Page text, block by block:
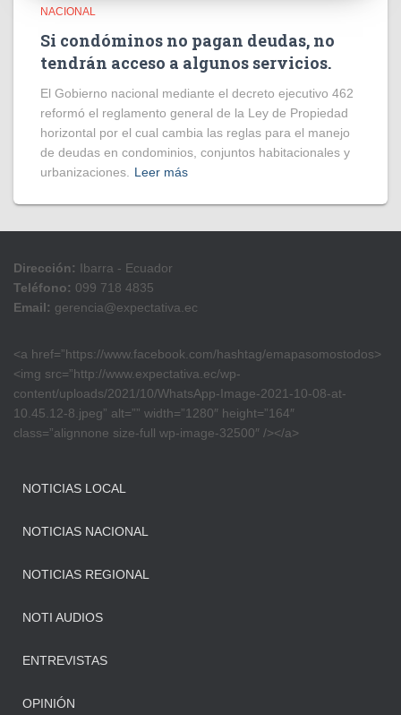
NACIONAL
Si condóminos no pagan deudas, no
tendrán acceso a algunos servicios.
El Gobierno nacional mediante el decreto ejecutivo 462
reformó el reglamento general de la Ley de Propiedad
horizontal por el cual cambia las reglas para el manejo
de deudas en condominios, conjuntos habitacionales y
urbanizaciones. Leer más
Dirección: Ibarra - Ecuador
Teléfono: 099 718 4835
Email: gerencia@expectativa.ec
<a href=”https://www.facebook.com/hashtag/emapasomostodos>
<img src=”http://www.expectativa.ec/wp-
content/uploads/2021/10/WhatsApp-Image-2021-10-08-at-
10.45.12-8.jpeg” alt=”” width=”1280″ height=”164″
class=”alignnone size-full wp-image-32500″ /></a>
NOTICIAS LOCAL
NOTICIAS NACIONAL
NOTICIAS REGIONAL
NOTI AUDIOS
ENTREVISTAS
OPINIÓN